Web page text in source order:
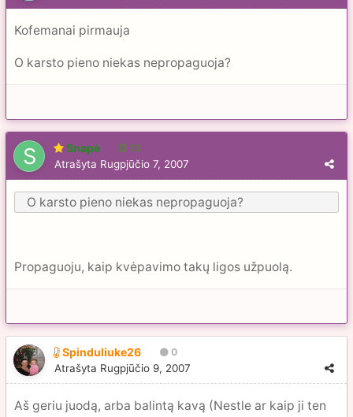
Kofemanai pirmauja
O karsto pieno niekas nepropaguoja?
Snapė 13
Atrašyta Rugpjūčio 7, 2007
O karsto pieno niekas nepropaguoja?
Propaguoju, kaip kvėpavimo takų ligos užpuolą.
Spinduliuke26 0
Atrašyta Rugpjūčio 9, 2007
Aš geriu juodą, arba balintą kavą (Nestle ar kaip ji ten